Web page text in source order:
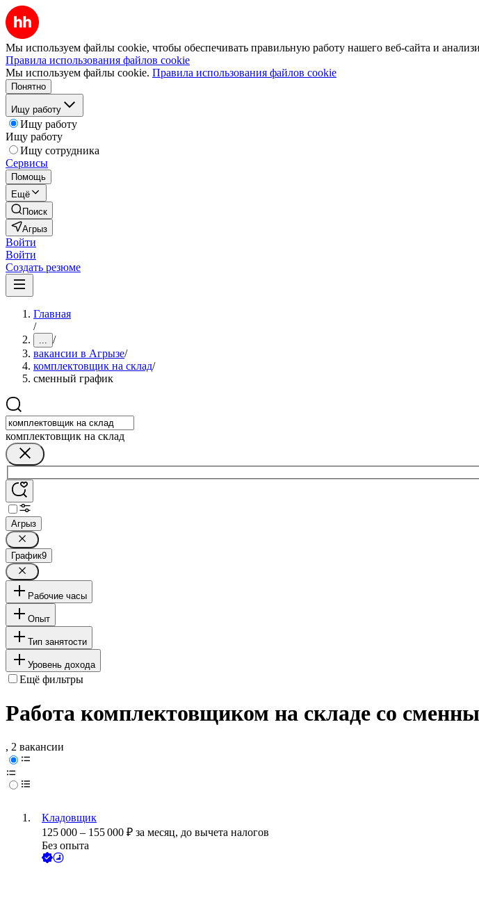
Мы используем файлы cookie, чтобы обеспечивать правильную работу нашего веб-сайта и
Правила использования файлов cookie
Мы используем файлы cookie. Правила использования файлов cookie
Понятно
Ищу работу
Ищу работу
Ищу работу
Ищу сотрудника
Сервисы
Помощь
Ещё
Поиск
Агрыз
Войти
Войти
Создать резюме
Главная
/
... /
вакансии в Агрызе/
комплектовщик на склад/
сменный график
комплектовщик на склад
Агрыз
График9
Рабочие часы
Опыт
Тип занятости
Уровень дохода
Ещё фильтры
Работа комплектовщиком на складе со
, 2 вакансии
Кладовщик
125 000 – 155 000 ₽ за месяц, до вычета налогов
Без опыта